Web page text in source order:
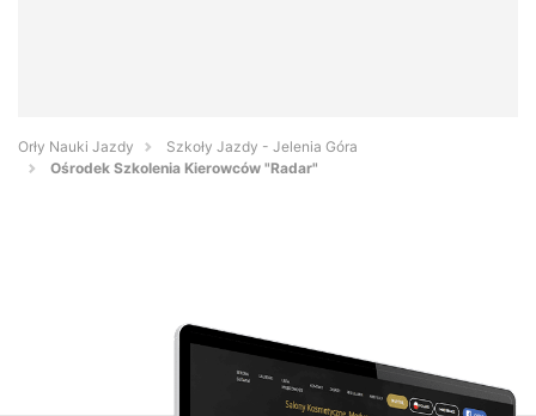
Orły Nauki Jazdy
Szkoły Jazdy - Jelenia Góra
Ośrodek Szkolenia Kierowców "Radar"